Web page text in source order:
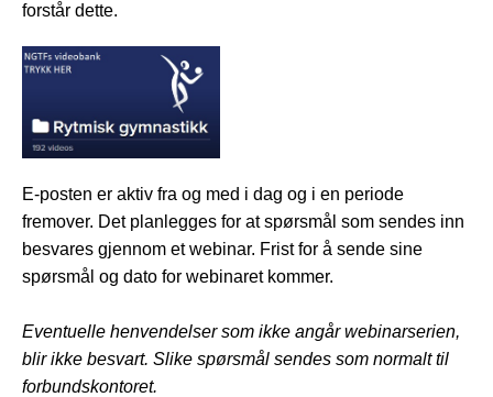
forstår dette.
E-posten er aktiv fra og med i dag og i en periode
fremover. Det planlegges for at spørsmål som sendes inn
besvares gjennom et webinar. Frist for å sende sine
spørsmål og dato for webinaret kommer.
Eventuelle henvendelser som ikke angår webinarserien,
blir ikke besvart. Slike spørsmål sendes som normalt til
forbundskontoret.